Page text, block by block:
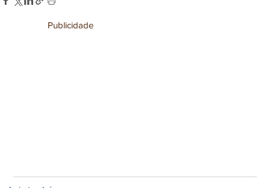
Publicidade